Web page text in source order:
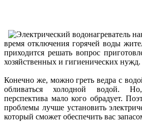
время отключения горячей воды
приходится решать вопрос
хозяйственных и гигиенических нужд.
Конечно же, можно греть ведра с
обливаться холодной водой. Но,
перспектива мало кого обрадует.
проблемы лучше установить
который сможет обеспечить вас